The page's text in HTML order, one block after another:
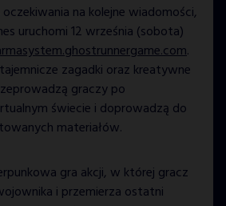
na kolejne wiadomości,
uruchomi 12 września (sobota)
.
zagadki oraz kreatywne
graczy po
świecie i doprowadzą do
materiałów.
gra akcji, w której gracz
i przemierza ostatni
Privacy Policyand confirm that I
to receive a newsletter from ALL IN!
and understand that I have the
my consent at any time.
SUBSCRIBE